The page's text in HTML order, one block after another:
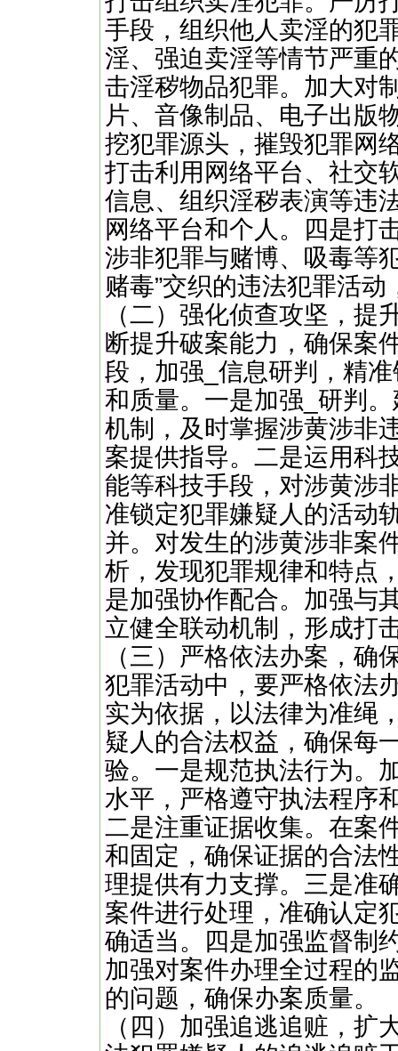
手段，组织他人卖淫的犯
淫、强迫卖淫等情节严重
击淫秽物品犯罪。加大对
片、音像制品、电子出版
挖犯罪源头，摧毁犯罪网
打击利用网络平台、社交
信息、组织淫秽表演等违
网络平台和个人。四是打
涉非犯罪与赌博、吸毒等
赌毒”交织的违法犯罪活
（二）强化侦查攻坚，提
断提升破案能力，确保案
段，加强_信息研判，精
和质量。一是加强_研判
机制，及时掌握涉黄涉非
案提供指导。二是运用科
能等科技手段，对涉黄涉
准锁定犯罪嫌疑人的活动
并。对发生的涉黄涉非案
析，发现犯罪规律和特点
是加强协作配合。加强与
立健全联动机制，形成打
（三）严格依法办案，确
犯罪活动中，要严格依法
实为依据，以法律为准绳
疑人的合法权益，确保每
验。一是规范执法行为。
水平，严格遵守执法程序
二是注重证据收集。在案
和固定，确保证据的合法
理提供有力支撑。三是准
案件进行处理，准确认定
确适当。四是加强监督制
加强对案件办理全过程的
的问题，确保办案质量。
（四）加强追逃追赃，扩